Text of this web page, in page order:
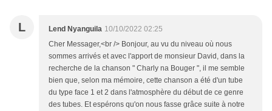
L Lend Nyanguila 10/10/2022 02:25
Cher Messager,<br /> Bonjour, au vu du niveau où nous
sommes arrivés et avec l'apport de monsieur David, dans la
recherche de la chanson " Charly na Bouger ", il me semble
bien que, selon ma mémoire, cette chanson a été d'un tube
du type face 1 et 2 dans l'atmosphère du début de ce genre
des tubes. Et espérons qu'on nous fasse grâce suite à notre